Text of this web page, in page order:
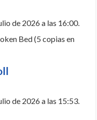
de 2026 a las 16:00.
Bed (5 copias en
de 2026 a las 15:53.